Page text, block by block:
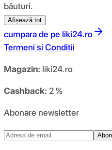
băuturi.
Afișează tot
cumpara de pe liki24.ro
Termeni si Conditii
Magazin: liki24.ro
Cashback: 2 %
Abonare newsletter